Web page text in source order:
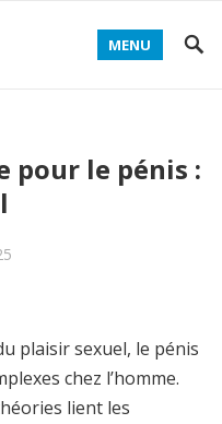
MENU
pour le pénis :
plaisir sexuel, le pénis
chez l’homme.
lient les